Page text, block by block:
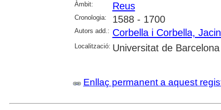
Àmbit: Reus
Cronologia: 1588 - 1700
Autors add.: Corbella i Corbella,
Localització: Universitat de Barcelona
Enllaç permanent a aquest